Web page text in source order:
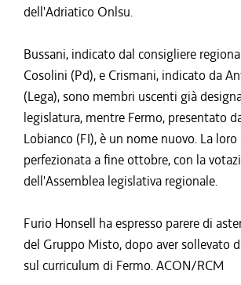
dell'Adriatico Onlsu.
Bussani, indicato dal consigliere
Cosolini (Pd), e Crismani, indicato da
(Lega), sono membri uscenti già
legislatura, mentre Fermo, presentato
Lobianco (FI), è un nome nuovo. La loro
perfezionata a fine ottobre, con la
dell'Assemblea legislativa regionale.
Furio Honsell ha espresso parere di
del Gruppo Misto, dopo aver sollevato
sul curriculum di Fermo. ACON/RCM